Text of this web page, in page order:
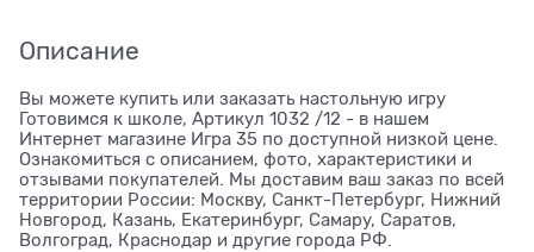
Описание
Вы можете купить или заказать настольную игру
Готовимся к школе, Артикул 1032 /12 - в нашем
Интернет магазине Игра 35 по доступной низкой цене.
Ознакомиться с описанием, фото, характеристики и
отзывами покупателей. Мы доставим ваш заказ по всей
территории России: Москву, Санкт-Петербург, Нижний
Новгород, Казань, Екатеринбург, Самару, Саратов,
Волгоград, Краснодар и другие города РФ.